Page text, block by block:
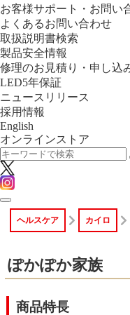
お客様サポート・お問い
よくあるお問い合わせ
取扱説明書検索
製品安全情報
修理のお見積り・申し込
LED5年保証
ニュースリリース
採用情報
English
オンラインストア
ヘルスケア カイロ
ぽかぽか家族
商品特長